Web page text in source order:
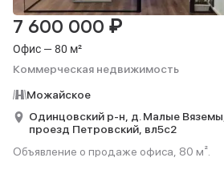
Офис — 80 м²
Коммерческая недвижимость
7 600 000 ₽
Можайское
Одинцовский р-н, д. Малые Вяземы,
проезд Петровский, вл5с2
Объявление о продаже офиса, 80 м².